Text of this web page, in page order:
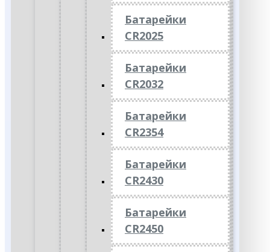
Батарейки
CR2025
Батарейки
CR2032
Батарейки
CR2354
Батарейки
CR2430
Батарейки
CR2450